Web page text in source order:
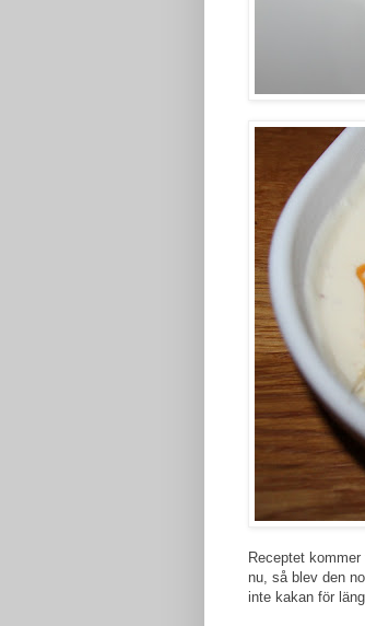
Receptet
nu, så blev den
inte kakan för